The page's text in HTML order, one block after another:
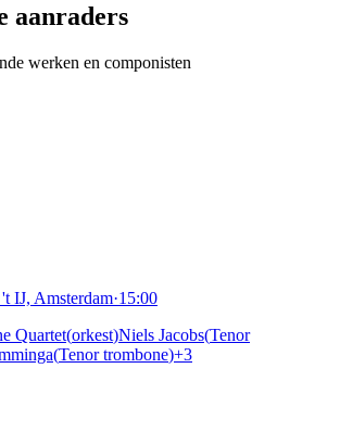
aanraders
werken en componisten
IJ, Amsterdam·15:00
Quartet(orkest)Niels Jacobs(Tenor
(Tenor trombone)+3